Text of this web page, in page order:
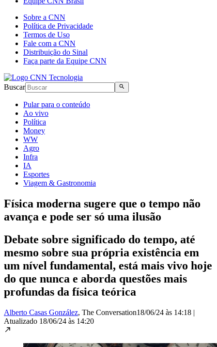
Sobre a CNN
Política de Privacidade
Termos de Uso
Fale com a CNN
Distribuição do Sinal
Faça parte da Equipe CNN
Buscar
Pular para o conteúdo
Ao vivo
Política
Money
WW
Agro
Infra
IA
Esportes
Viagem & Gastronomia
Física moderna sugere que o tempo não
avança e pode ser só uma ilusão
Debate sobre significado do tempo, até
mesmo sobre sua própria existência em
um nível fundamental, está mais vivo hoje
do que nunca e aborda questões mais
profundas da física teórica
Alberto Casas González, The Conversation18/06/24 às 14:18 |
Atualizado 18/06/24 às 14:20